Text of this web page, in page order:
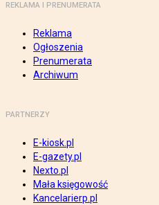
REKLAMA I PRENUMERATA
Reklama
Ogłoszenia
Prenumerata
Archiwum
PARTNERZY
E-kiosk.pl
E-gazety.pl
Nexto.pl
Mała księgowość
Kancelarierp.pl